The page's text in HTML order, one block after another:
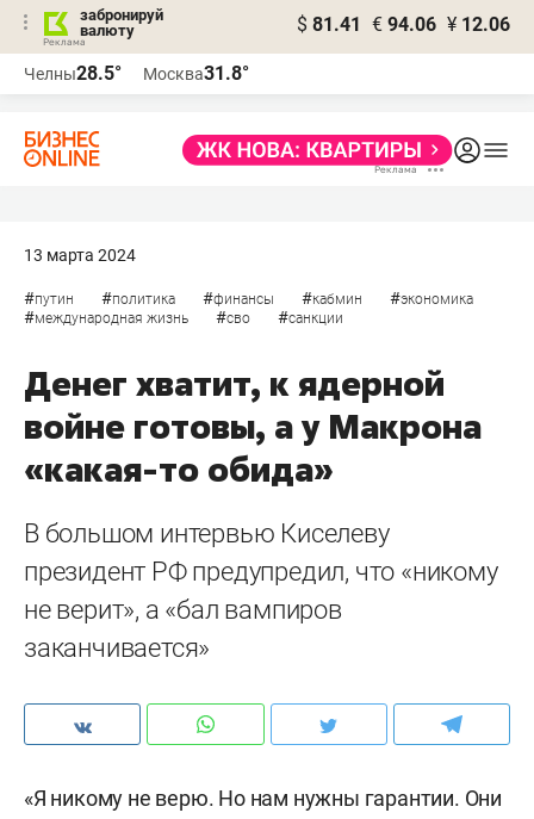
забронируй
валюту
$ 81.41 € 94.06 ¥ 12.06
Челны28.5° Москва31.8°
13 марта 2024
#путин #политика #финансы #кабмин #экономика
#международная жизнь #сво #санкции
Денег хватит, к ядерной
войне готовы, а у Макрона
«какая-то обида»
В большом интервью Киселеву
президент РФ предупредил, что «никому
не верит», а «бал вампиров
заканчивается»
«Я никому не верю. Но нам нужны гарантии. Они